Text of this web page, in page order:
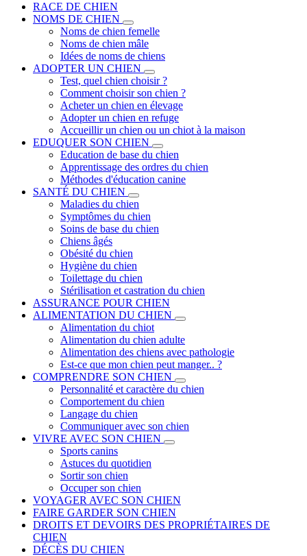
RACE DE CHIEN
NOMS DE CHIEN
Noms de chien femelle
Noms de chien mâle
Idées de noms de chiens
ADOPTER UN CHIEN
Test, quel chien choisir ?
Comment choisir son chien ?
Acheter un chien en élevage
Adopter un chien en refuge
Accueillir un chien ou un chiot à la maison
EDUQUER SON CHIEN
Education de base du chien
Apprentissage des ordres du chien
Méthodes d'éducation canine
SANTÉ DU CHIEN
Maladies du chien
Symptômes du chien
Soins de base du chien
Chiens âgés
Obésité du chien
Hygiène du chien
Toilettage du chien
Stérilisation et castration du chien
ASSURANCE POUR CHIEN
ALIMENTATION DU CHIEN
Alimentation du chiot
Alimentation du chien adulte
Alimentation des chiens avec pathologie
Est-ce que mon chien peut manger.. ?
COMPRENDRE SON CHIEN
Personnalité et caractère du chien
Comportement du chien
Langage du chien
Communiquer avec son chien
VIVRE AVEC SON CHIEN
Sports canins
Astuces du quotidien
Sortir son chien
Occuper son chien
VOYAGER AVEC SON CHIEN
FAIRE GARDER SON CHIEN
DROITS ET DEVOIRS DES PROPRIÉTAIRES DE
CHIEN
DÉCÈS DU CHIEN